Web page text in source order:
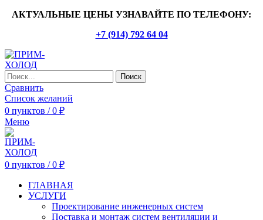
АКТУАЛЬНЫЕ ЦЕНЫ УЗНАВАЙТЕ ПО ТЕЛЕФОНУ:
+7 (914) 792 64 04
Поиск
Сравнить
Список желаний
0 пунктов / 0 ₽
Меню
0 пунктов / 0 ₽
ГЛАВНАЯ
УСЛУГИ
Проектирование инженерных систем
Поставка и монтаж систем вентиляции и